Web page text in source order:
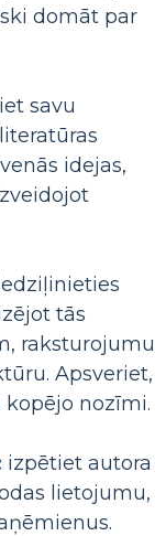
domāt par
savu
idejas,
tās
Apsveriet,
nozīmi.
izpētiet autora
lietojumu,